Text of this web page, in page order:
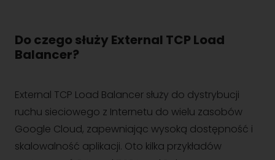
Do czego służy External TCP Load
Balancer?
External TCP Load Balancer służy do dystrybucji
ruchu sieciowego z Internetu do wielu zasobów
Google Cloud, zapewniając wysoką dostępność i
skalowalność aplikacji. Oto kilka przykładów